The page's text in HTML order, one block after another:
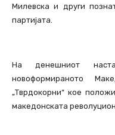
Милевска и други
партијата.
На денешниот
новоформираното
„Тврдокорни“ кое
македонската